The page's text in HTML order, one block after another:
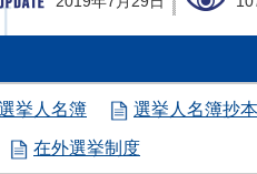
挙人名簿 選挙人名簿抄
在外選挙制度